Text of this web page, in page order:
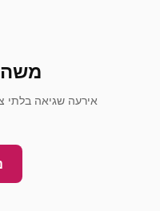
אירעה שגיאה בלתי